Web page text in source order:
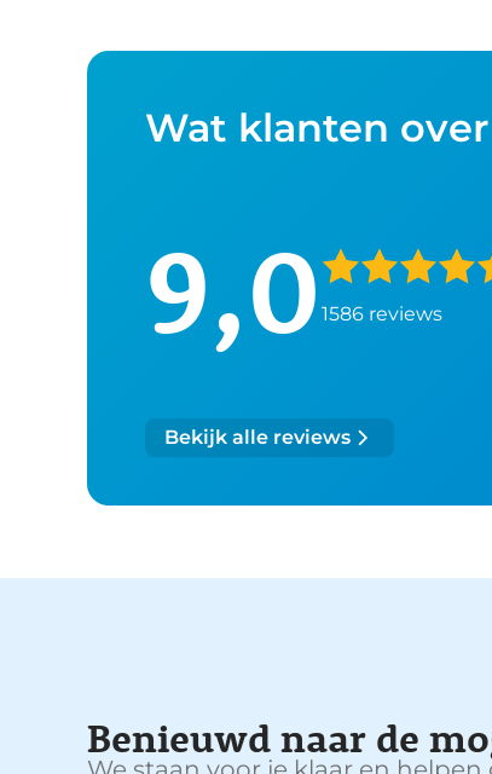
Wat klanten
9,0 1586 reviews
Bekijk alle reviews
Benieuwd naar de